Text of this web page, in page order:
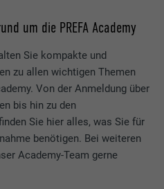
um die PREFA Academy
Sie kompakte und
zu allen wichtigen Themen
Von der Anmeldung über
bis hin zu den
Sie hier alles, was Sie für
benötigen. Bei weiteren
Academy-Team gerne